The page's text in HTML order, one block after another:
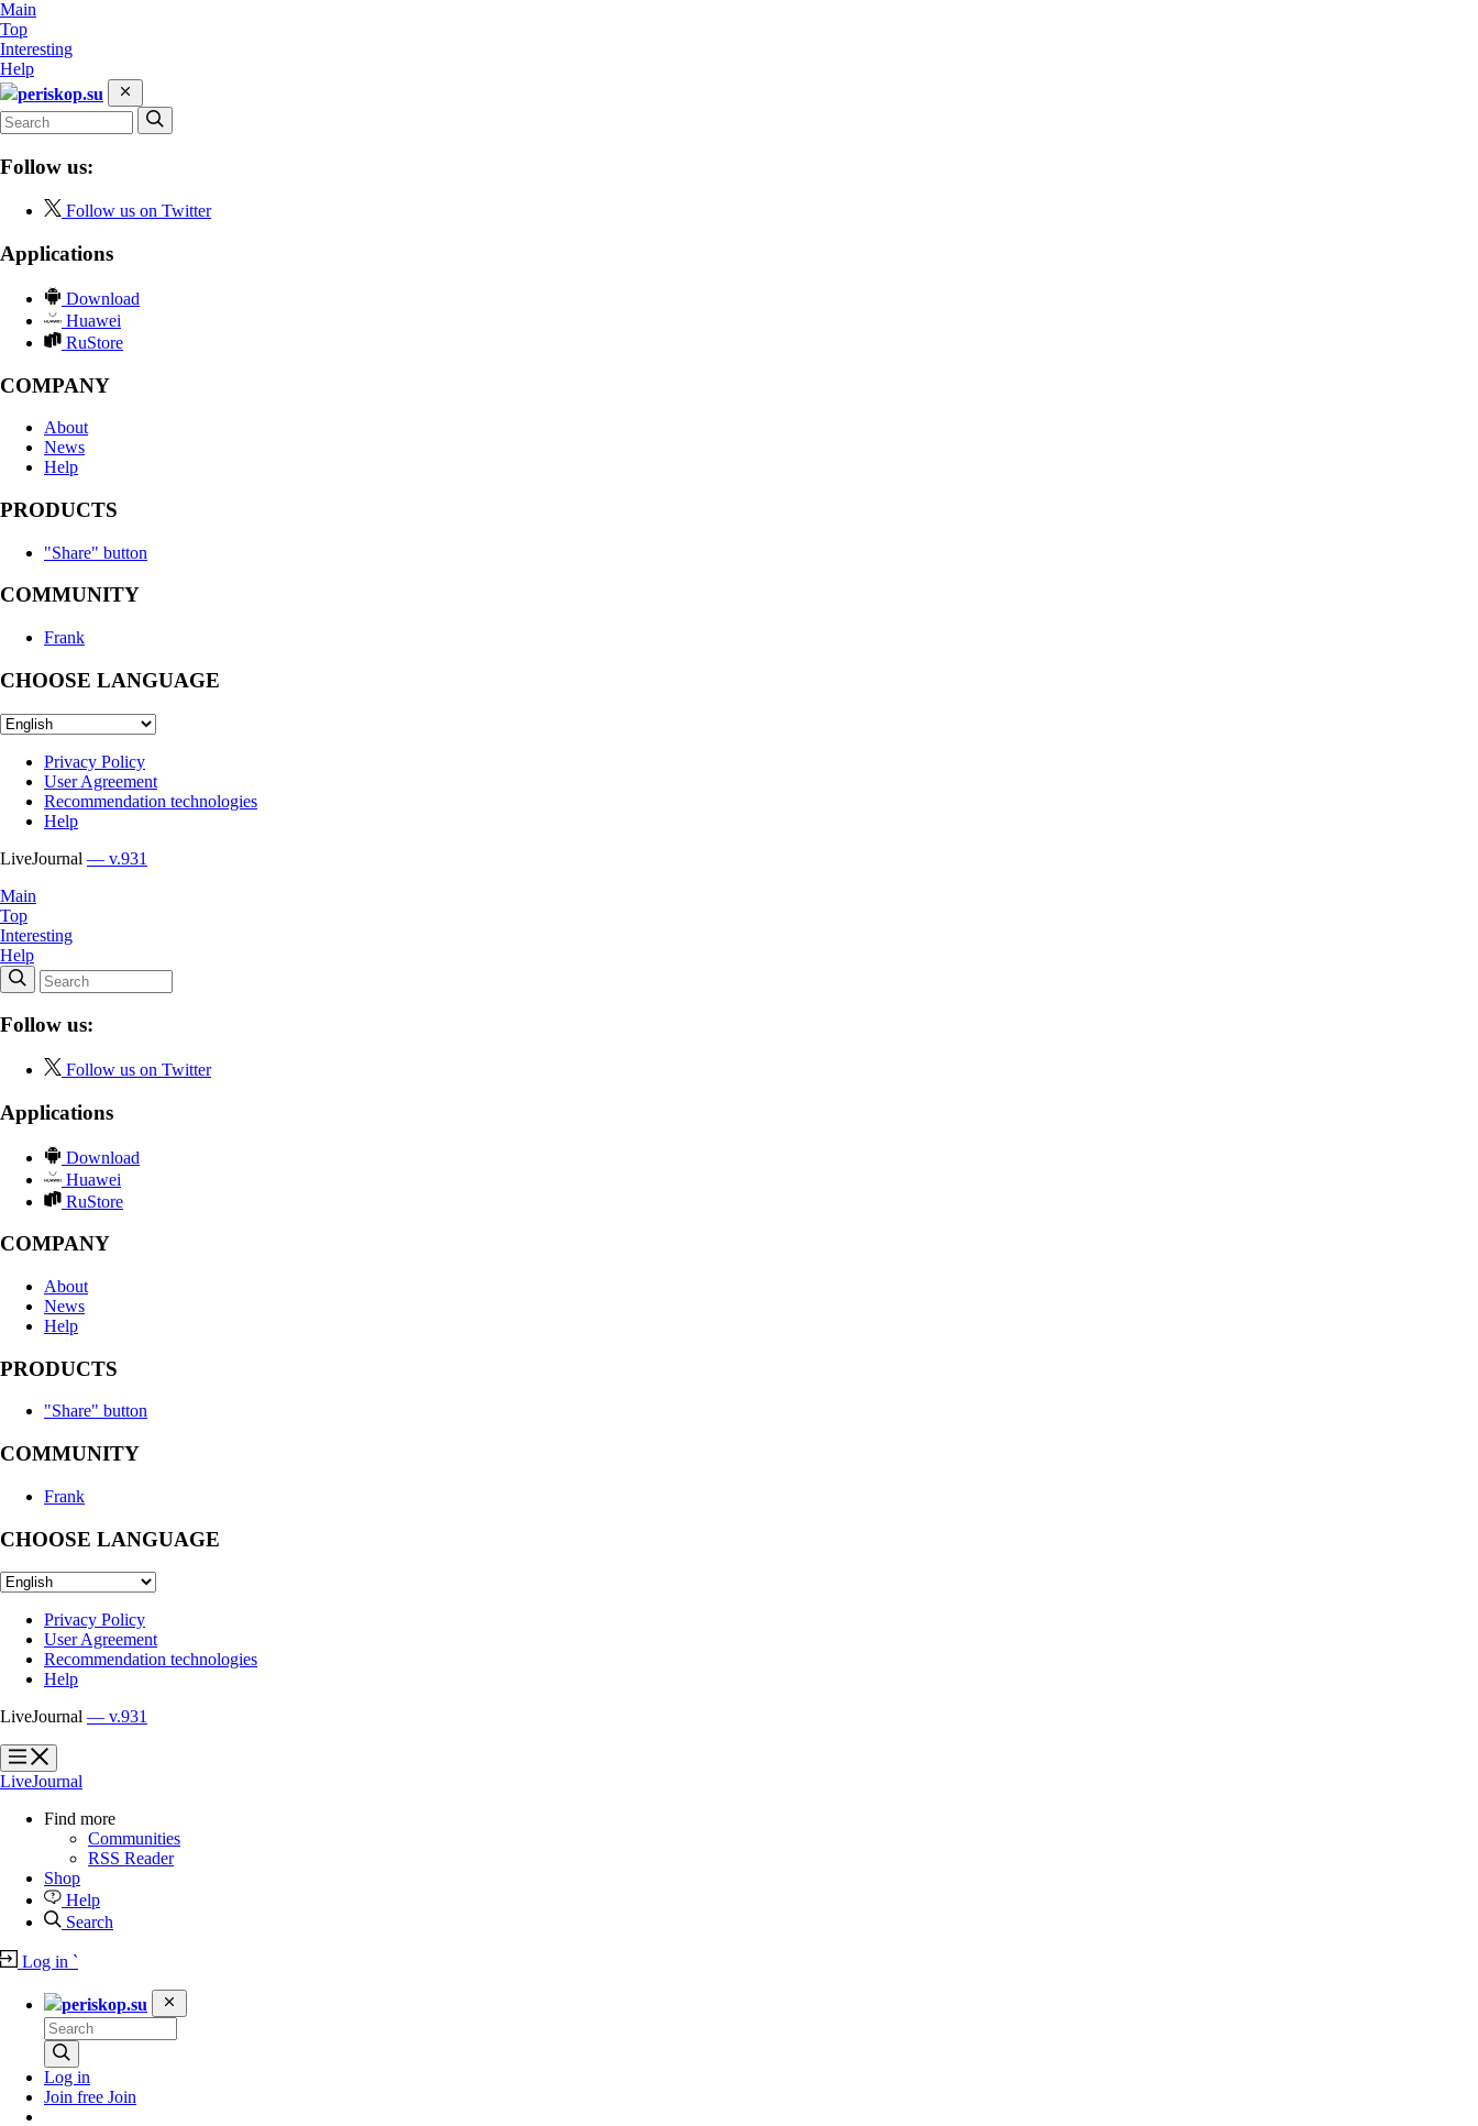
Main
Top
Interesting
Help
periskop.su
Follow us:
Follow us on Twitter
Applications
Download
Huawei
RuStore
COMPANY
About
News
Help
PRODUCTS
"Share" button
COMMUNITY
Frank
CHOOSE LANGUAGE
Privacy Policy
User Agreement
Recommendation technologies
Help
LiveJournal — v.931
Main
Top
Interesting
Help
Follow us:
Follow us on Twitter
Applications
Download
Huawei
RuStore
COMPANY
About
News
Help
PRODUCTS
"Share" button
COMMUNITY
Frank
CHOOSE LANGUAGE
Privacy Policy
User Agreement
Recommendation technologies
Help
LiveJournal — v.931
?
?
LiveJournal
Find more
Communities
RSS Reader
Shop
Help
Search
Log in `
periskop.su
Log in
Join free Join